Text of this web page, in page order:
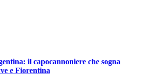
il capocannoniere che sogna
e Fiorentina